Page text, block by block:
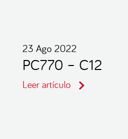
23 Ago 2022
PC770 – C12
Leer artículo